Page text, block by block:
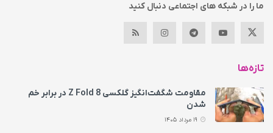
ما را در شبکه های اجتماعی دنبال کنید
تازه‌ها
مقاومت شگفت‌انگیز گلکسی Z Fold 8 در برابر خم
شدن